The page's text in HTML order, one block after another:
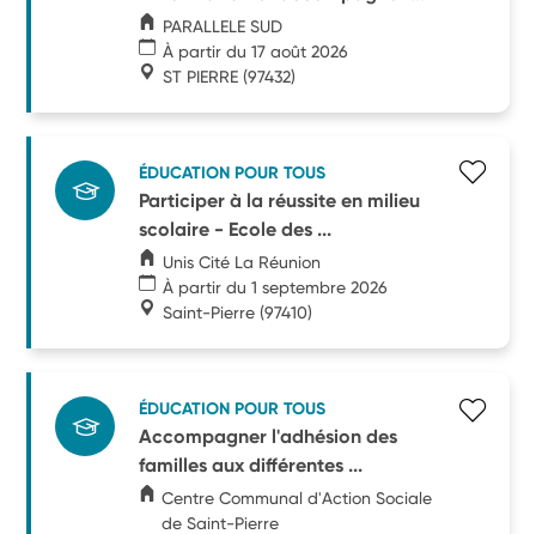
PARALLELE SUD
À partir du 17 août 2026
ST PIERRE (97432)
ÉDUCATION POUR TOUS
Participer à la réussite en milieu
scolaire - Ecole des ...
Unis Cité La Réunion
À partir du 1 septembre 2026
Saint-Pierre (97410)
ÉDUCATION POUR TOUS
Accompagner l'adhésion des
familles aux différentes ...
Centre Communal d'Action Sociale
de Saint-Pierre